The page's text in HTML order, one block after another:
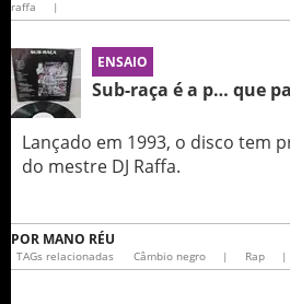
raffa
|
ENSAIO
Sub-raça é a p… que
Lançado em 1993, o disco tem
do mestre DJ Raffa.
POR MANO RÉU
TAGs relacionadas Câmbio negro | Rap |